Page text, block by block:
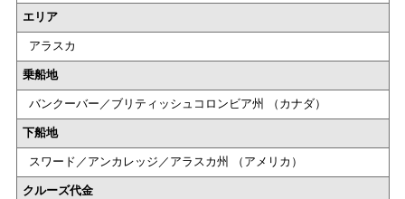
エリア
アラスカ
乗船地
バンクーバー／ブリティッシュコロンビア州 （カナダ）
下船地
スワード／アンカレッジ／アラスカ州 （アメリカ）
クルーズ代金